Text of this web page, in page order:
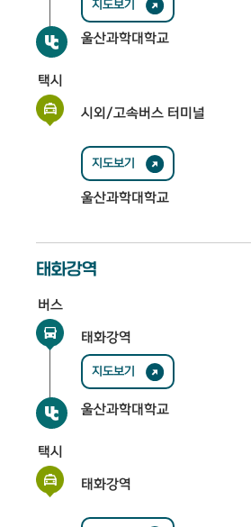
지도보기
울산과학대학교
택시
시외/고속버스 터미널
지도보기
울산과학대학교
태화강역
버스
태화강역
지도보기
울산과학대학교
택시
태화강역